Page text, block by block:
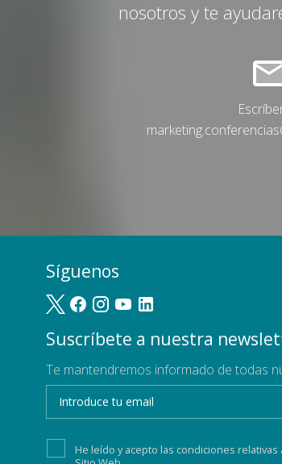
nosotros y te
Síguenos
Suscríbete a nuestra
Te mantendremos informado de todas
He leído y acepto las condiciones relativas